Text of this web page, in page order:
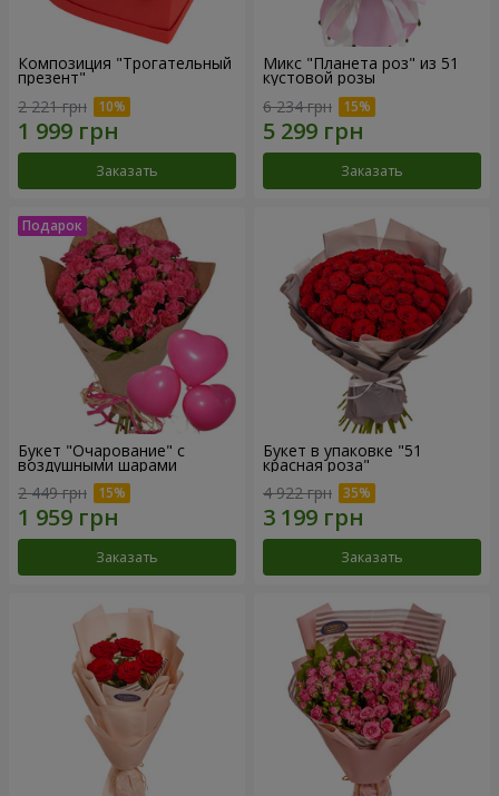
Композиция "Трогательный
презент"
2 221 грн
Заказать
Микс "Планета роз" из 51
кустовой розы
6 234 грн
Заказать
Букет "Очарование" с
воздушными шарами
2 449 грн
Заказать
Букет в упаковке "51
красная роза"
4 922 грн
Заказать